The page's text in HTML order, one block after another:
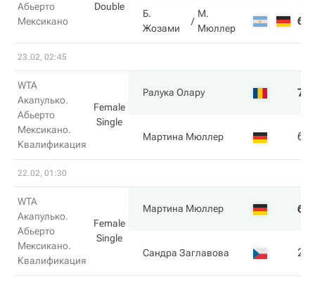
Абьерто
Мексикано
Double
Б.
Жозами
М.
Мюллер
6
23.02, 02:45
WTA
Акапулько.
Абьерто
Мексикано.
Квалификация
Female
Single
Ралука Олару 7
Мартина Мюллер 6
22.02, 01:30
WTA
Акапулько.
Абьерто
Мексикано.
Квалификация
Female
Single
Мартина Мюллер 6
Сандра Заглавова 2